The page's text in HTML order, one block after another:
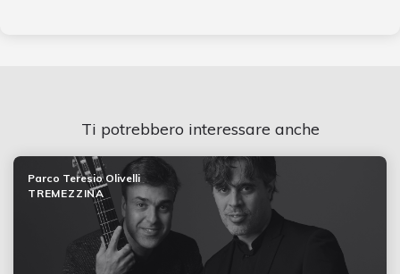
Ti potrebbero interessare anche
Parco Teresio Olivelli
TREMEZZINA